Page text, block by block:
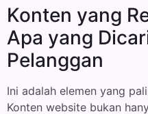
Konten yang
Apa yang
Pelanggan
Ini adalah elemen yang
Konten website bukan